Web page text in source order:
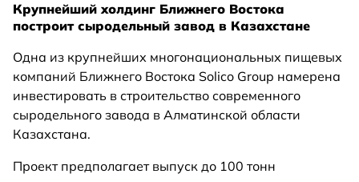
Крупнейший холдинг Ближнего Востока
построит сыродельный завод в Казахстане
Одна из крупнейших многонациональных пищевых
компаний Ближнего Востока Solico Group намерена
инвестировать в строительство современного
сыродельного завода в Алматинской области
Казахстана.
Проект предполагает выпуск до 100 тонн